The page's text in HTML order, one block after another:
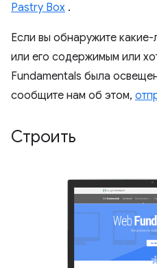
Pastry Box .
Если вы обнаружите
или его содержимым или
Fundamentals была
сообщите нам об этом,
Строить